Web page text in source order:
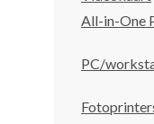
All-in-One
PC/